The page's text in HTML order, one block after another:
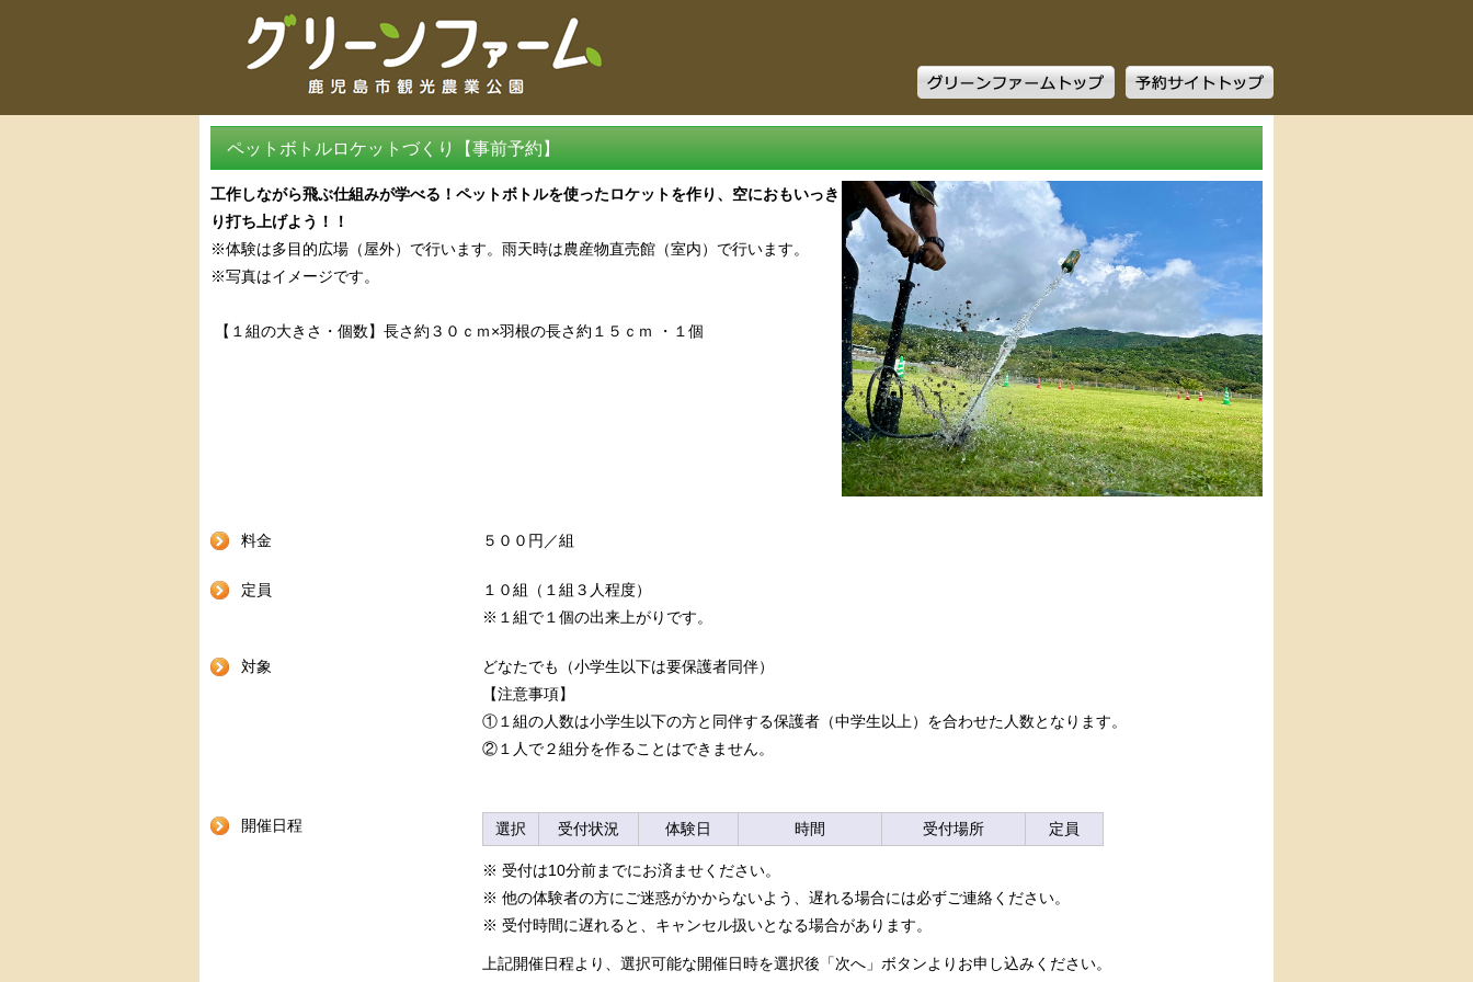
予約サイトトップ
グリーンファームトップ
ペットボトルロケットづくり【事前予約】
工作しながら飛ぶ仕組みが学べる！ペットボトルを使ったロケットを作り、空におもいっき
り打ち上げよう！！
※体験は多目的広場（屋外）で行います。雨天時は農産物直売館（室内）で行います。
※写真はイメージです。
【１組の大きさ・個数】長さ約３０ｃｍ×羽根の長さ約１５ｃｍ ・１個
料金 ５００円／組
定員
１０組（１組３人程度）
※１組で１個の出来上がりです。
対象
どなたでも（小学生以下は要保護者同伴）
【注意事項】
①１組の人数は小学生以下の方と同伴する保護者（中学生以上）を合わせた人数となります。
②１人で２組分を作ることはできません。
開催日程 選択 受付状況 体験日 時間 受付場所 定員
※ 受付は10分前までにお済ませください。
※ 他の体験者の方にご迷惑がかからないよう、遅れる場合には必ずご連絡ください。
※ 受付時間に遅れると、キャンセル扱いとなる場合があります。
上記開催日程より、選択可能な開催日時を選択後「次へ」ボタンよりお申し込みください。